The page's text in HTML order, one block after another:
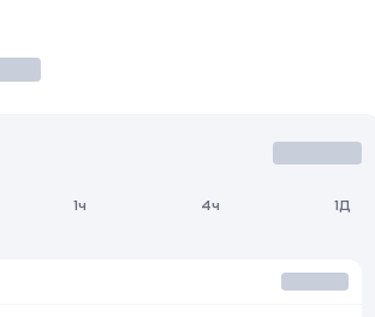
1ч 4ч 1Д